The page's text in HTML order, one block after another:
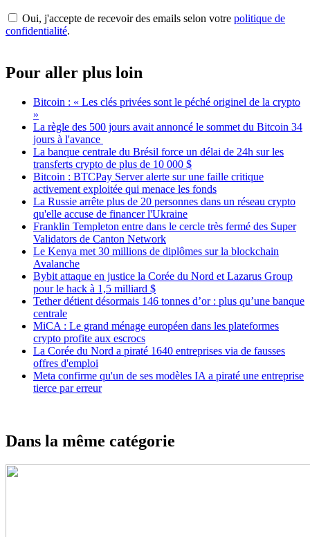
Oui, j'accepte de recevoir des emails selon votre politique de
confidentialité.
Pour aller plus loin
Bitcoin : « Les clés privées sont le péché originel de la crypto
»
La règle des 500 jours avait annoncé le sommet du Bitcoin 34
jours à l'avance
La banque centrale du Brésil force un délai de 24h sur les
transferts crypto de plus de 10 000 $
Bitcoin : BTCPay Server alerte sur une faille critique
activement exploitée qui menace les fonds
La Russie arrête plus de 20 personnes dans un réseau crypto
qu'elle accuse de financer l'Ukraine
Franklin Templeton entre dans le cercle très fermé des Super
Validators de Canton Network
Le Kenya met 30 millions de diplômes sur la blockchain
Avalanche
Bybit attaque en justice la Corée du Nord et Lazarus Group
pour le hack à 1,5 milliard $
Tether détient désormais 146 tonnes d’or : plus qu’une banque
centrale
MiCA : Le grand ménage européen dans les plateformes
crypto profite aux escrocs
La Corée du Nord a piraté 1640 entreprises via de fausses
offres d'emploi
Meta confirme qu'un de ses modèles IA a piraté une entreprise
tierce par erreur
Dans la même catégorie